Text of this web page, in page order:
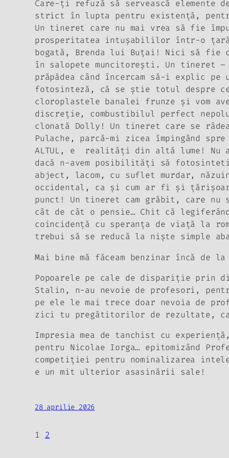
Care-ţi refuză să servească
elemente
strict în lupta pentru existenţă,
Un tineret care nu mai vrea să fie
prosperitatea intuşabililor într-o
bogată, Brenda lui Buţai! Nici să
în salopete muncitoreşti. Un tineret
prăpădea când încercam să-i explic
fotosinteză, că se ştie totul despre
cloroplastele banalei frunze şi vom
discreţie, combustibilul perfect
clonată Dolly! Un tineret care se
Pulache, parcă-mi zicea împingând spre
ALTUL, e realităţi din altă lume!
Nu
dacă n-avem posibilităţi să
abject, lacom, cu suflet murdar,
occidental, ca şi cum ar fi şi
punct! Un tineret cam grăbit, care
cât de cât o pensie… Chit că
coincidenţă cu speranţa de viaţă la
trebui să se reducă la nişte simple
Mai bine mă făceam benzinar încă de
Popoarele pe cale de dispariţie prin
Stalin, n-au nevoie de profesori,
pe ele le mai trece doar nevoia de
zici tu pregătitorilor de rezultate,
Impresia mea de tanchist cu
pentru Nicolae Iorga… epitomizând
competiţiei pentru nominalizarea
e un mit ulterior asasinării sale!
28 aprilie 2026
1 2